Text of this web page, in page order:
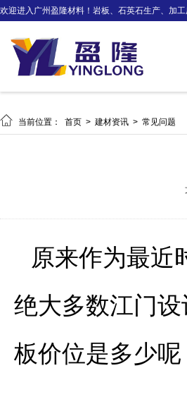
欢迎进入广州盈隆材料！岩板、石英石生产、加工
 当前位置： 首页 > 建材资讯 > 常见问题
原来作为最近
绝大多数江门
板价位是多少呢